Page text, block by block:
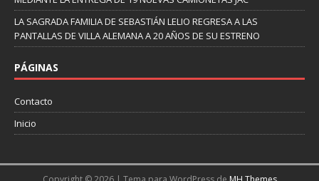
LA SAGRADA FAMILIA DE SEBASTIÁN LELIO REGRESA A LAS
PANTALLAS DE VILLA ALEMANA A 20 AÑOS DE SU ESTRENO
PÁGINAS
Contacto
Inicio